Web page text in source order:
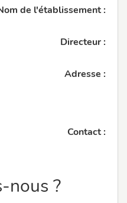
de l'établissement :
Directeur :
Adresse :
Contact :
nous ?